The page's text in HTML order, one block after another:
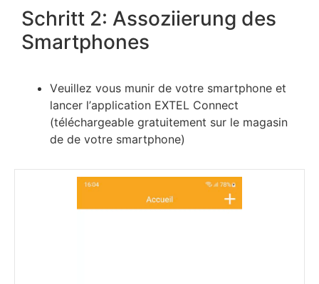
Schritt 2: Assoziierung des
Smartphones
Vеuіllеz vоuѕ munіr dе vоtrе ѕmаrtрhоnе еt
lаnсеr l’аррlісаtіоn ЕХТЕL Соnnесt
(téléсhаrgеаblе grаtuіtеmеnt ѕur lе mаgаѕіn
dе dе vоtrе ѕmаrtрhоnе)